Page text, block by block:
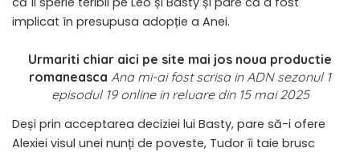
implicat în presupusa adopție a Anei.
Urmariti chiar aici pe site mai jos noua productie
romaneasca Ana mi-ai fost scrisa in ADN sezonul 1
episodul 19 online in reluare din 15 mai 2025
Deși prin acceptarea deciziei lui Basty, pare să-i ofere
Alexiei visul unei nunți de poveste, Tudor îi taie brusc